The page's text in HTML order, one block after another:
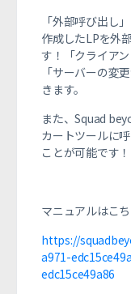
「外部呼び出し
作成したLPを外
す！
「クライア
「サーバーの変
きます。
また、Squad
カートツールに
ことが可能です！
マニュアルはこち
https://
a971-
edc15ce49a86